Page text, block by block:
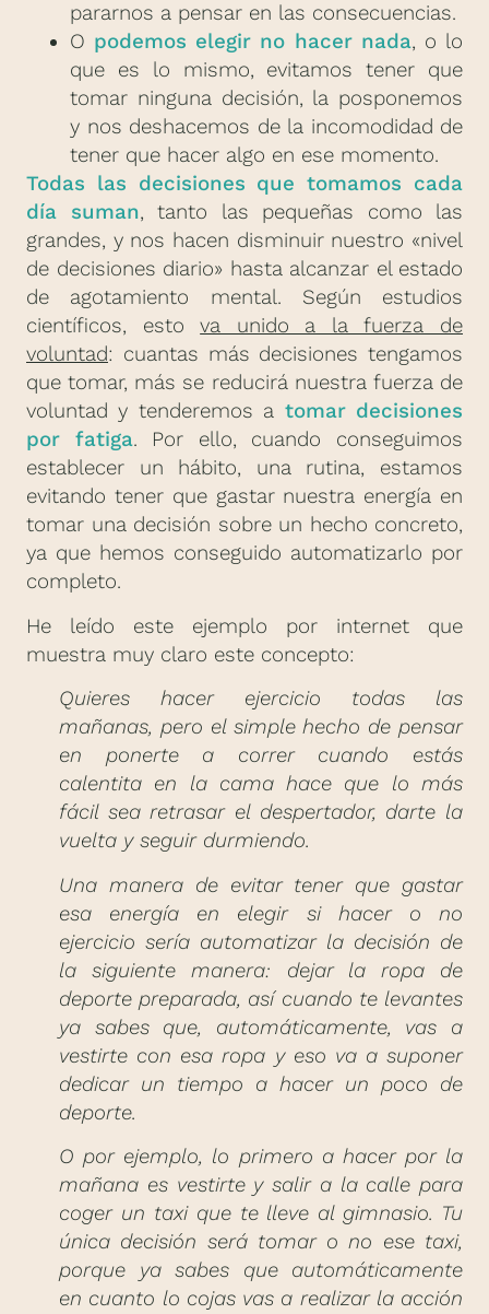
pararnos a pensar en las consecuencias.
O podemos elegir no hacer nada, o lo
que es lo mismo, evitamos tener que
tomar ninguna decisión, la posponemos
y nos deshacemos de la incomodidad de
tener que hacer algo en ese momento.
Todas las decisiones que tomamos cada
día suman, tanto las pequeñas como las
grandes, y nos hacen disminuir nuestro «nivel
de decisiones diario» hasta alcanzar el estado
de agotamiento mental. Según estudios
científicos, estova unido a la fuerza de
voluntad: cuantas más decisiones tengamos
que tomar, más se reducirá nuestra fuerza de
voluntad y tenderemos a tomar decisiones
por fatiga. Por ello, cuando conseguimos
establecer un hábito, una rutina, estamos
evitando tener que gastar nuestra energía en
tomar una decisión sobre un hecho concreto,
ya que hemos conseguido automatizarlo por
completo.
He leído este ejemplo por internet que
muestra muy claro este concepto:
Quieres hacer ejercicio todas las
mañanas, pero el simple hecho de pensar
en ponerte a correr cuando estás
calentita en la cama hace que lo más
fácil sea retrasar el despertador, darte la
vuelta y seguir durmiendo.
Una manera de evitar tener que gastar
esa energía en elegir si hacer o no
ejercicio sería automatizar la decisión de
la siguiente manera: dejar la ropa de
deporte preparada, así cuando te levantes
ya sabes que, automáticamente, vas a
vestirte con esa ropa y eso va a suponer
dedicar un tiempo a hacer un poco de
deporte.
O por ejemplo, lo primero a hacer por la
mañana es vestirte y salir a la calle para
coger un taxi que te lleve al gimnasio. Tu
única decisión será tomar o no ese taxi,
porque ya sabes que automáticamente
en cuanto lo cojas vas a realizar la acción